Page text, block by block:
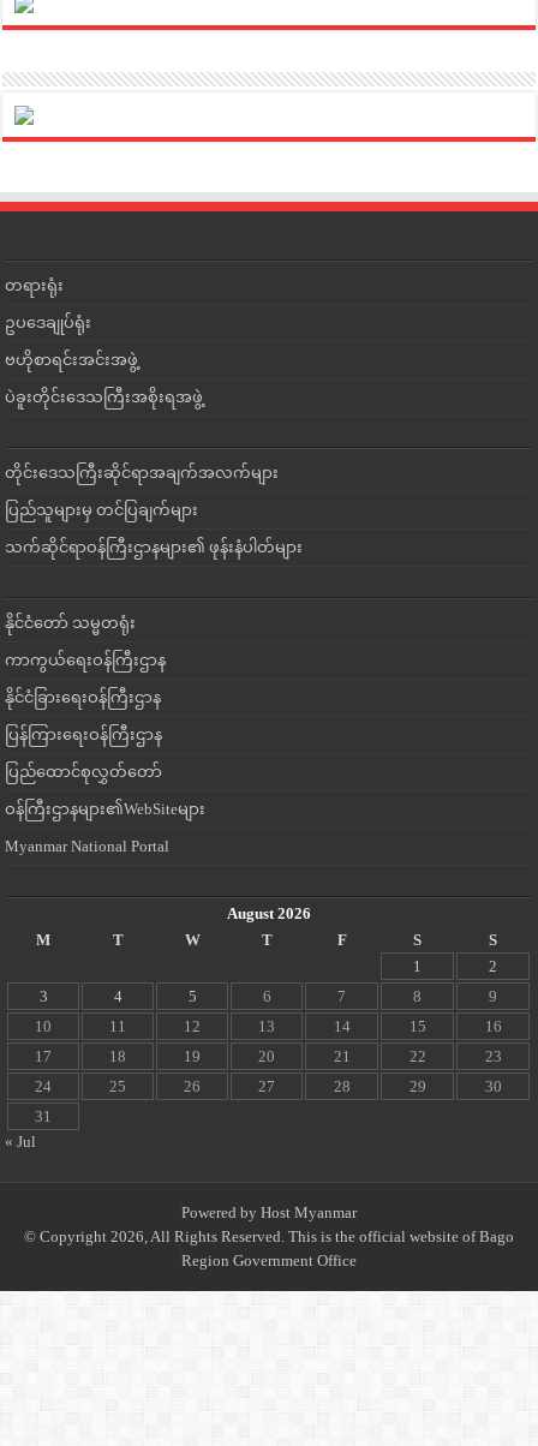
တရားရုံး
ဥပဒေချုပ်ရုံး
ဗဟိုစာရင်းအင်းအဖွဲ့
ပဲခူးတိုင်းဒေသကြီးအစိုးရအဖွဲ့
တိုင်းဒေသကြီးဆိုင်ရာအချက်အလက်များ
ပြည်သူများမှ တင်ပြချက်များ
သက်ဆိုင်ရာဝန်ကြီးဌာနများ၏ ဖုန်းနံပါတ်များ
နိုင်ငံတော် သမ္မတရုံး
ကာကွယ်ရေးဝန်ကြီးဌာန
နိုင်ငံခြားရေးဝန်ကြီးဌာန
ပြန်ကြားရေးဝန်ကြီးဌာန
ပြည်ထောင်စုလွှတ်တော်
ဝန်ကြီးဌာနများ၏WebSiteများ
Myanmar National Portal
August 2026
M
T W T F S
S
1
2
3
4 5 6 7 8
9
10
11 12 13 14 15
16
17
18 19 20 21 22
23
24
25 26 27 28 29
30
31
« Jul
Powered by Host Myanmar
© Copyright 2026, All Rights Reserved. This is the official website of Bago
Region Government Office